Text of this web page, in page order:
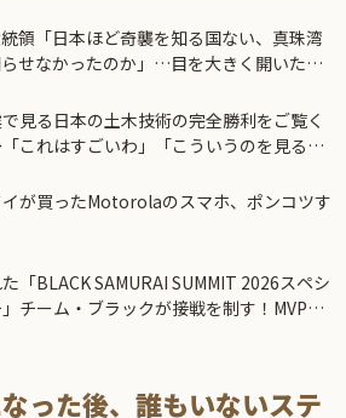
領「日本ほど奇襲を知る国ない、真珠湾
せなかったのか」…目を大きく開いた高
で見る日本の土木技術の完全勝利をご覧く
これはすごいわ」「こういうのを見ると
験値である」
イが買ったMotorolaのスマホ、ポンコツす
「BLACK SAMURAI SUMMIT 2026スペシ
チーム・ブラックが接戦を制す！MVPに
った後、誰もいないステ